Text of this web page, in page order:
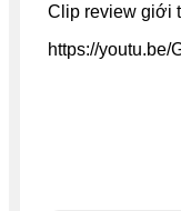
Clip review giới
https://youtu.be/